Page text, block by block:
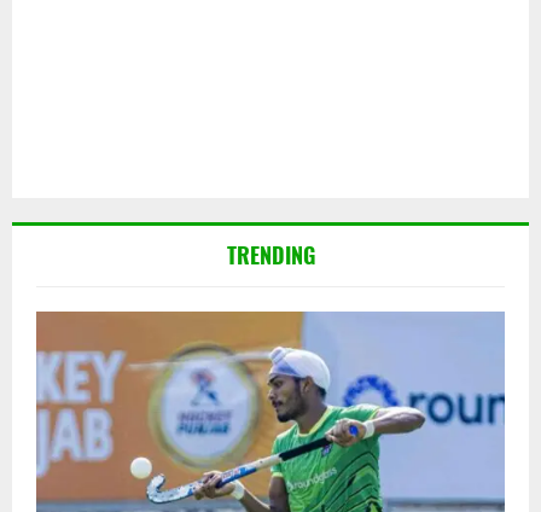
TRENDING